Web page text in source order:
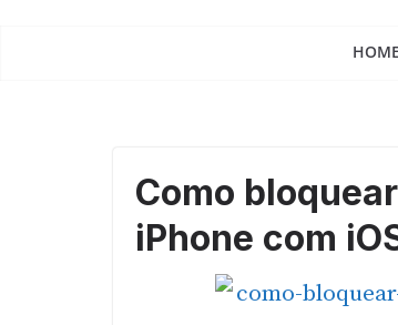
HOME
Como
iPhone com